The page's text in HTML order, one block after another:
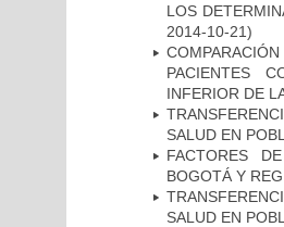
LOS
2014-10-21)
PACIENTES
INFERIOR DE
SALUD EN
FACTORES
BOGOTÁ Y
SALUD EN